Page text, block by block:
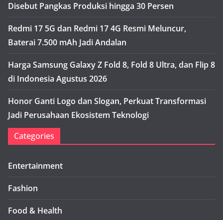
Disebut Pangkas Produksi hingga 30 Persen
Redmi 17 5G dan Redmi 17 4G Resmi Meluncur,
Baterai 7.500 mAh Jadi Andalan
Harga Samsung Galaxy Z Fold 8, Fold 8 Ultra, dan Flip 8
di Indonesia Agustus 2026
Honor Ganti Logo dan Slogan, Perkuat Transformasi
Jadi Perusahaan Ekosistem Teknologi
Categories
Entertainment
Fashion
Food & Health